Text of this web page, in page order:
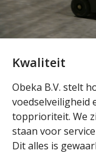
Kwaliteit
Obeka B.V. stelt
voedselveiligheid
topprioriteit. We
staan voor
Dit alles is